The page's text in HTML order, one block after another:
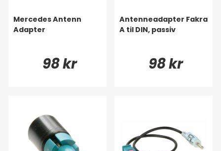
Mercedes Antenn
Adapter
98 kr
Antenneadapter Fakra
A til DIN, passiv
98 kr